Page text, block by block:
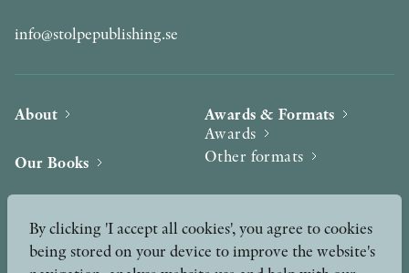
info@stolpepublishing.se
About
Our Books
News
Awards & Formats
Awards
Other formats
Press
By clicking 'I accept all cookies', you agree to cookies
being stored on your device to improve the website's